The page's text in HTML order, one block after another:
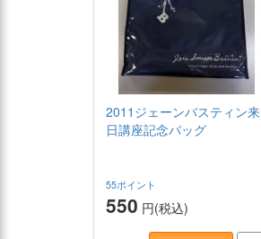
2011ジェーンバスティン来
日講座記念バッグ
55ポイント
550 円(税込)